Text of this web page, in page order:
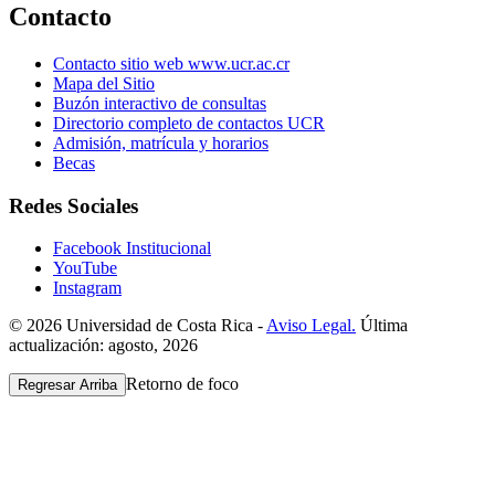
Contacto
Contacto sitio web www.ucr.ac.cr
Mapa del Sitio
Buzón interactivo de consultas
Directorio completo de contactos UCR
Admisión, matrícula y horarios
Becas
Redes Sociales
Facebook Institucional
YouTube
Instagram
© 2026 Universidad de Costa Rica - Aviso Legal. Última
actualización: agosto, 2026
Regresar Arriba Retorno de foco